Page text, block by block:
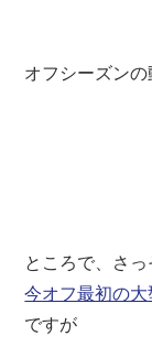
オフシーズンの
ところで、さっ
今オフ最初の
ですが